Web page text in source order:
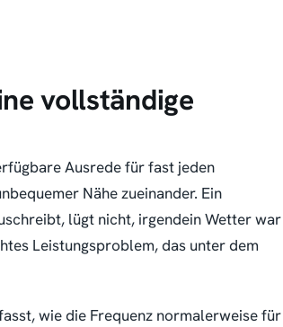
vollständige
Ausrede für fast jeden
Nähe zueinander. Ein
lügt nicht, irgendein Wetter war
Leistungsproblem, das unter dem
wie die Frequenz normalerweise für